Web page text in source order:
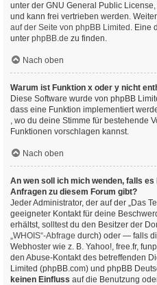
unter der GNU General Public
und kann frei vertrieben werden.
auf der Seite von phpBB Limited . Eine
unter phpBB.de zu finden.
Nach oben
Warum ist Funktion x oder y nicht
Diese Software wurde von phpBB
dass eine Funktion implementiert
, wo du deine Stimme für bestehende
Funktionen vorschlagen kannst.
Nach oben
An wen soll ich mich wenden, falls
Anfragen zu diesem Forum gibt?
Jeder Administrator, der auf der „Das
geeigneter Kontakt für deine
erhältst, solltest du den Besitzer der
„WHOIS“-Abfrage durch) oder — falls
Webhoster wie z. B. Yahoo!, free.fr,
den Abuse-Kontakt des betreffenden
Limited (phpBB.com) und phpBB
keinen Einfluss auf die Benutzung